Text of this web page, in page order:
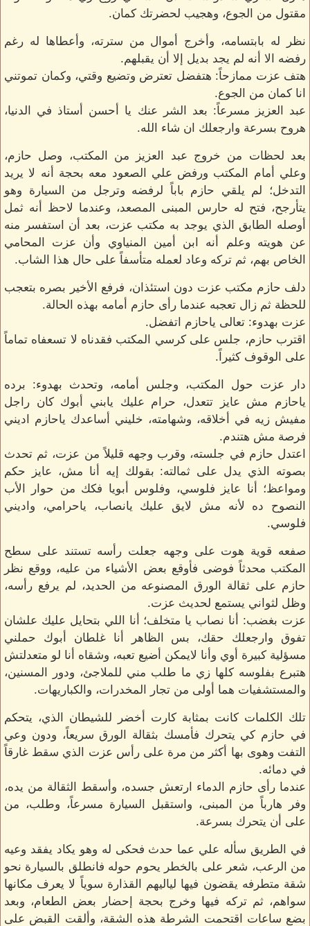
مقتول من الجوع، وهجيب لحضرتك كمان.
نظر له بابتسامه، وأخرج أموال من سترته، وأعطاها له رغم
رفضه الا أنه لم يجد بديل إلا أن يقبلهم.
هتف عزت ممازحاً: هتفضل تعترض وتضيع وقتي، وكمان تموتني
انا كمان من الجوع.
عبد العزيز مسرعاً: بعد الشر عنك يا أحسن أستاذ في الدنيا،
هروح بسرعة وارجعلك ان شاء الله.
بعد لحظات من خروج عبد العزيز من المكتب، وصل حازم،
وعلي أمام المكتب ورفض علي الصعود معه بحجة أنه لا يريد
التدخل؛ لم يلقي حازم باباً لرفضه وترجل من السيارة وهو
يتأرجح، فتح له حارس المبنى المصعد، وعندما لاحظ أنه ثمل
أوصله الطابق الذي يوجد به مكتب عزت، بعد أن استفسر منه
عن هويته وعلم أنه ابن أمين المنياوي وأن عزت المحامي
الخاص بهم، ثم تركه وعاد لعمله متأسفاً على حال هذا الشاب.
دلف حازم مكتب عزت دون استئذان، فرفع الأخير بصره بتعجب
للحظة ثم زال تعجبه عندما رأى حازم أمامه بهذه الحالة.
عزت بهدوء: تعالى ياحازم اتفضل.
اقترب حازم، جلس على كرسي المكتب فقدناه لا تسعفاه تماماً
على الوقوف كثيراً.
دار عزت حول المكتب، وجلس أمامه، وتحدث بهدوء: برده
ياحازم مش عايز تتعدل، حرام عليك يابني أبوك كان راجل
مفيش زيه في أخلاقه، وشهامته، خليني أساعدك ياحازم اديني
فرصة مش هتندم.
اعتدل حازم في جلسته، وقرب وجهه قليلاً من عزت، ثم تحدث
بصوته الذي يدل على ثمالته: بقولك إيه أنا مش، عايز حكم
ومواعظ؛ أنا عايز فلوسي، وفلوس أبويا فكك من حوار الأب
النصوح ده لأنه مش لايق عليك يانصاب، ياحرامي، واديني
فلوسي.
صفعه قوية هوت على وجهه جعلت رأسه تستند على سطح
المكتب محدثاً فوضى فأوقع بعض الأشياء من عليه، ووقع نظر
حازم على ثقالة الورق المصنوعه من الحديد، لم يرفع رأسه،
وظل لثواني يستمع لحديث عزت.
عزت بغضب: أنا نصاب يا متخلف؛ أنا اللي بتحايل عليك علشان
تفوق وارجعلك حقك، بس الظاهر أنا غلطان أبوك حملني
مسؤلية كبيرة أوي وأنا لايمكن أضيع تعبه، وشقاه أنا لو متعدلتش
هتبرع بفلوسه كلها زي ما طلب مني للملاجئ، ودور المسنين،
والمستشفيات هما أولى من تجار المخدرات، والكباريهات.
تلك الكلمات كانت بمثابة كارت أخضر للشيطان الذي، يتحكم
في حازم كي يتحرك فأمسك بثقالة الورق سريعاً، ودون وعي
التفت وهوى بها أكثر من مرة على رأس عزت الذي سقط غارقاً
في دمائه.
عندما رأى حازم الدماء ارتعش جسده، وأسقط الثقالة من يده،
وفر هارباً من المبنى، واستقبل السيارة مسرعاً، وطلب، من
على أن يتحرك بسرعة.
في الطريق سأله علي عما حدث فحكى له وهو يكاد يفقد وعيه
من الرعب، شعر على بالخطر يحوم حوله فانطلق بالسيارة نحو
شقة متطرفه يقضون فيها لياليهم القذارة سوياً لا يعرف مكانها
سواهم، ثم تركه فيها وخرج بحجة إحضار بعض الطعام، وبعد
بضع ساعات اقتحمت الشرطة هذه الشقة، وألقت القبض على